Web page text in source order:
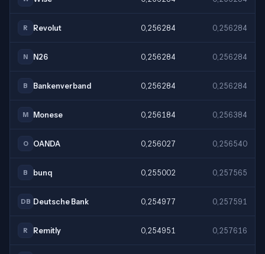
R Revolut 0,256284 0,256284
N N26 0,256284 0,256284
B Bankenverband 0,256284 0,256284
M Monese 0,256184 0,256384
O OANDA 0,256027 0,256540
B bunq 0,255002 0,257565
DB Deutsche Bank 0,254977 0,257591
R Remitly 0,254951 0,257616